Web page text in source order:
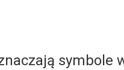
symbole